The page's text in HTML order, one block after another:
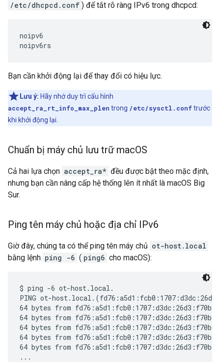
/etc/dhcpcd.conf ) để tắt rõ ràng IPv6 trong dhcpcd:
noipv6
Bạn cần khởi động lại để thay đổi có hiệu lực.
Lưu ý: Hãy nhớ duy trì cấu hình
accept_ra_rt_info_max_plen trong /etc/sysctl.conftrước
khi khởi động lại.
Chuẩn bị máy chủ lưu trữ macOS
Cả hai lựa chọn accept_ra* đều được bật theo mặc định,
nhưng bạn cần nâng cấp hệ thống lên ít nhất là macOS Big
Sur.
Ping tên máy chủ hoặc địa chỉ IPv6
Giờ đây, chúng ta có thể ping tên máy chủ ot-host.local
bằng lệnh ping -6 ( ping6 cho macOS):
$ ping -6 ot-host.local.
PING ot-
64 bytes from
64 bytes from
64 bytes from
64 bytes from
64 bytes from